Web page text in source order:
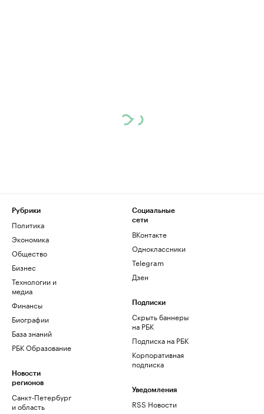
Рубрики
Политика
Экономика
Общество
Бизнес
Технологии и
медиа
Финансы
Биографии
База знаний
РБК Образование
Новости
регионов
Санкт-Петербург
и область
Социальные
сети
ВКонтакте
Одноклассники
Telegram
Дзен
Подписки
Скрыть баннеры
на РБК
Подписка на РБК
Корпоративная
подписка
Уведомления
RSS Новости